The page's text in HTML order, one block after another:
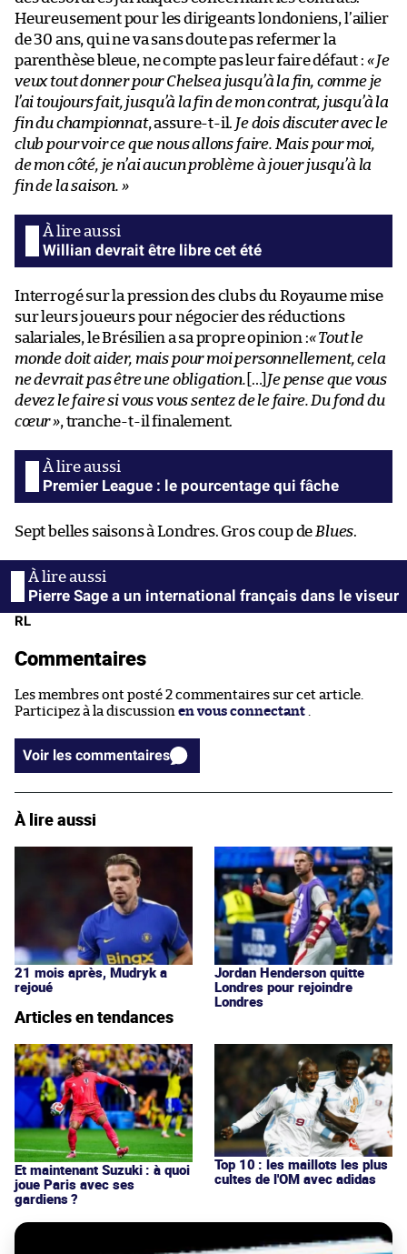
Heureusement pour les dirigeants londoniens, l’ailier
de 30 ans, qui ne va sans doute pas refermer la
parenthèse bleue, ne compte pas leur faire défaut : « Je
veux tout donner pour Chelsea jusqu’à la fin, comme je
l’ai toujours fait, jusqu’à la fin de mon contrat, jusqu’à la
fin du championnat, assure-t-il. Je dois discuter avec le
club pour voir ce que nous allons faire. Mais pour moi,
de mon côté, je n’ai aucun problème à jouer jusqu’à la
fin de la saison. »
Willian devrait être libre cet été
Interrogé sur la pression des clubs du Royaume mise
sur leurs joueurs pour négocier des réductions
salariales, le Brésilien a sa propre opinion :« Tout le
monde doit aider, mais pour moi personnellement, cela
ne devrait pas être une obligation. […] Je pense que vous
devez le faire si vous vous sentez de le faire. Du fond du
cœur », tranche-t-il finalement.
Premier League : le pourcentage qui fâche
Sept belles saisons à Londres. Gros coup de Blues.
Pierre Sage a un international français dans le viseur
RL
Commentaires
Les membres ont posté 2 commentaires sur cet article.
Participez à la discussion en vous connectant
Voir les commentaires
À lire aussi
21 mois après, Mudryk a
rejoué
Jordan Henderson quitte
Londres pour rejoindre
Londres
Articles en tendances
Et maintenant Suzuki : à quoi
joue Paris avec ses
gardiens ?
Top 10 : les maillots les plus
cultes de l'OM avec adidas